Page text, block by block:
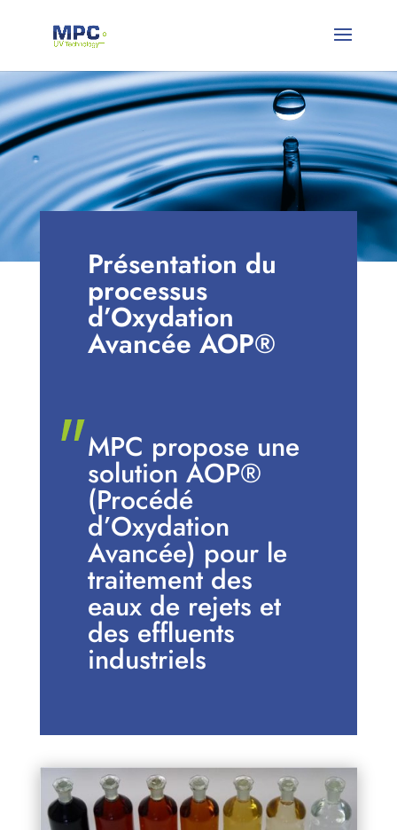
Présentation du
processus
d’Oxydation
Avancée AOP®
MPC propose une
solution AOP®
(Procédé
d’Oxydation
Avancée) pour le
traitement des
eaux de rejets et
des effluents
industriels